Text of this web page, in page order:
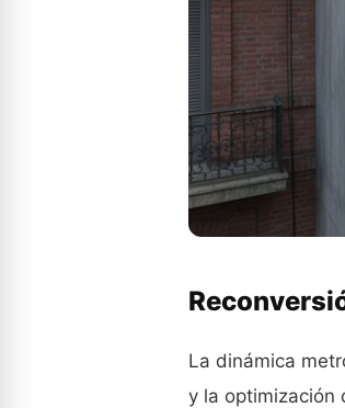
La dinámica
y la optimización